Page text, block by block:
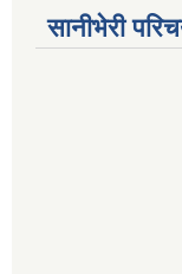
सानीभेरी